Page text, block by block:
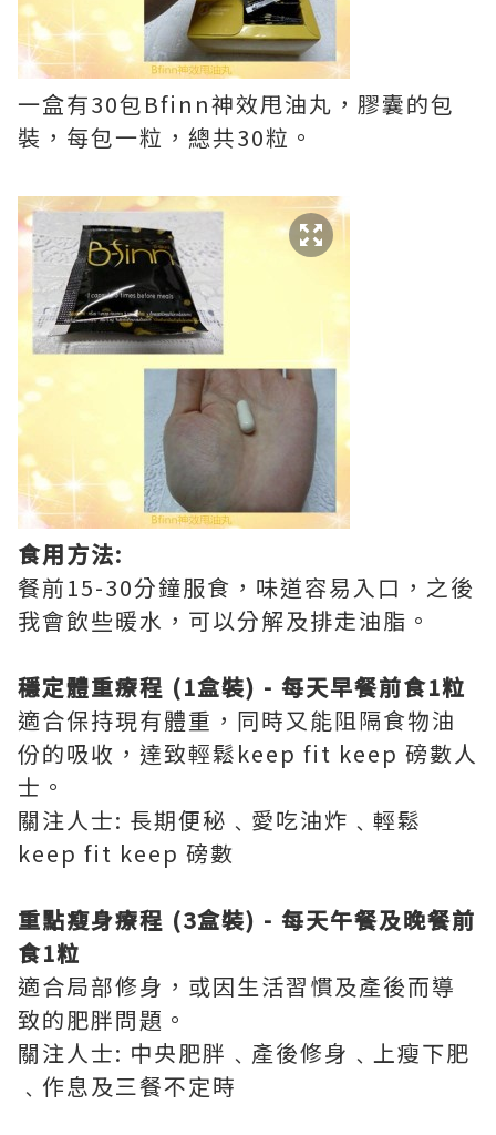
一盒有30包Bfinn神效甩油丸，膠囊的包
裝，每包一粒，總共30粒。
食用方法:
餐前15-30分鐘服食，味道容易入口，之後
我會飲些暖水，可以分解及排走油脂。
穩定體重療程 (1盒裝) - 每天早餐前食1粒
適合保持現有體重，同時又能阻隔食物油
份的吸收，達致輕鬆keep fit keep 磅數人
士。
關注人士: 長期便秘﹑愛吃油炸﹑輕鬆
keep fit keep 磅數
重點瘦身療程 (3盒裝) - 每天午餐及晚餐前
食1粒
適合局部修身，或因生活習慣及產後而導
致的肥胖問題。
關注人士: 中央肥胖﹑產後修身﹑上瘦下肥
﹑作息及三餐不定時